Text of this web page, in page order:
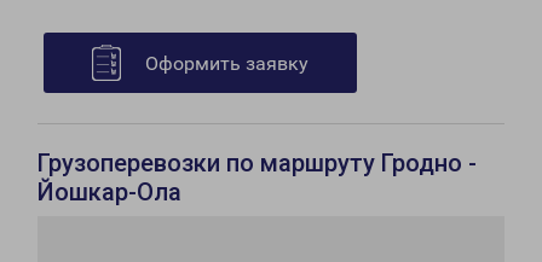
Оформить заявку
Грузоперевозки по маршруту Гродно -
Йошкар-Ола